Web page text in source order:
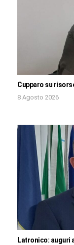
Cupparo su
8 Agosto 2026
Latronico: auguri